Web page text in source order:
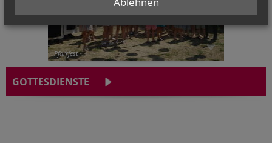
Pfarrfest
GOTTESDIENSTE